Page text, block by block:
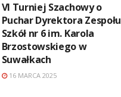
VI Turniej Szachowy o
Puchar Dyrektora Zespołu
Szkół nr 6 im. Karola
Brzostowskiego w
Suwałkach
16 MARCA 2025